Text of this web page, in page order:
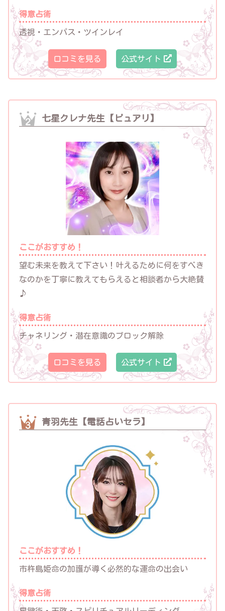
得意占術
透視・エンパス・ツインレイ
口コミを見る 公式サイト
七星クレナ先生【ピュアリ】
ここがおすすめ！
望む未来を教えて下さい！叶えるために何をすべき
なのかを丁寧に教えてもらえると相談者から大絶賛
♪
得意占術
チャネリング・潜在意識のブロック解除
口コミを見る 公式サイト
青羽先生【電話占いセラ】
ここがおすすめ！
市杵島姫命の加護が導く必然的な運命の出会い
得意占術